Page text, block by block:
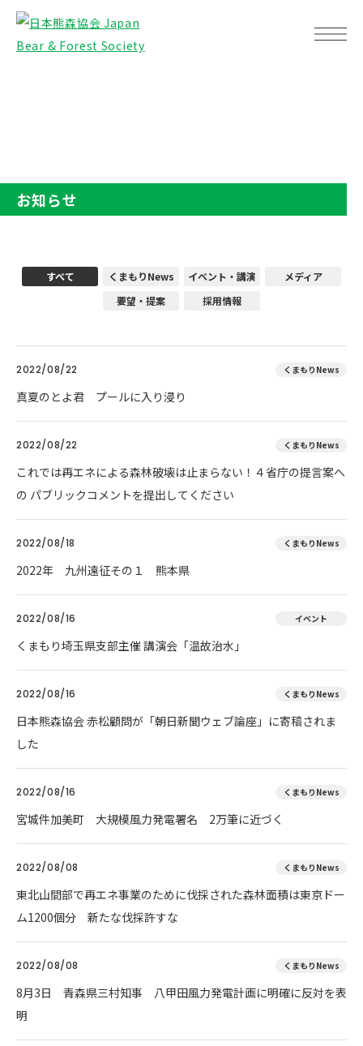
お知らせ
すべて くまもりNews イベント・講演
メディア
要望・提案
採用情報
2022/08/22 くまもりNews
真夏のとよ君 プールに入り浸り
2022/08/22 くまもりNews
これでは再エネによる森林破壊は止まらない！４省庁の提言案へ
の パブリックコメントを提出してください
2022/08/18 くまもりNews
2022年 九州遠征その１ 熊本県
2022/08/16 イベント
くまもり埼玉県支部主催 講演会「温故治水」
2022/08/16 くまもりNews
日本熊森協会 赤松顧問が「朝日新聞ウェブ論座」に寄稿されま
した
2022/08/16 くまもりNews
宮城件加美町 大規模風力発電署名 2万筆に近づく
2022/08/08 くまもりNews
東北山間部で再エネ事業のために伐採された森林面積は東京ドー
ム1200個分 新たな伐採許すな
2022/08/08 くまもりNews
8月3日 青森県三村知事 八甲田風力発電計画に明確に反対を表
明